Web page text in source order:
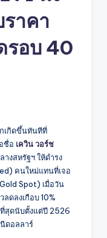
าคา
รอบ 40
เกิดขึ้นทันทีที่
ชื่อ เควิน วอร์ช
งสหรัฐฯ ให้ดำรง
คนใหม่แทนที่เจอ
Spot) เมื่อวัน
ดลงเกือบ 10%
ที่สุดนับตั้งแต่ปี 2526
ดอลลาร์